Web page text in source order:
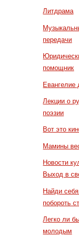
Литдрама
передачи
помощник
Евангелие
Лекции о
поэзии
Вот это
Мамины
Новости
Выход в
Найди
побороть
Легко ли
молодым